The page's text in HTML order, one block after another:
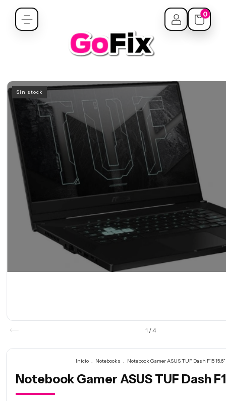
0
Sin stock
1 /4
Inicio . Notebooks . Notebook Gamer ASUS TUF Dash F15 15.6"
Notebook Gamer ASUS TUF Dash